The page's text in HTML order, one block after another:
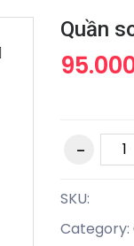
Quần
SKU:
Category: